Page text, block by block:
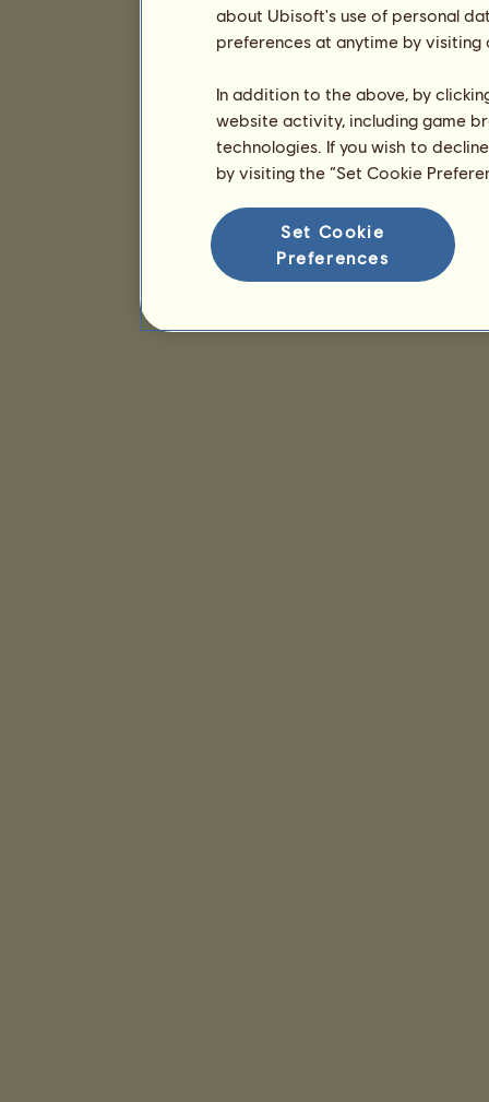
about Ubisoft's use of personal
preferences at anytime by
In addition to the above, by
website activity, including game
technologies. If you wish to
by visiting the “Set Cookie
Set Cookie
Preferences